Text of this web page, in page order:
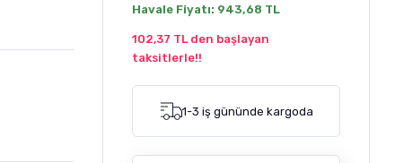
Havale Fiyatı: 943,68 TL
102,37 TL den başlayan
taksitlerle!!
1-3 iş gününde kargoda